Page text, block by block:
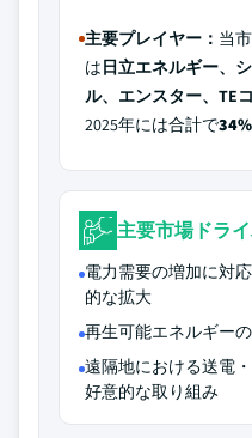
主要プレイヤー： 当
は日立エネルギー、
ル、エンスター、TE
2025年には合計で34%
主要市場ドラ
電力需要の増加に対
的な拡大
再生可能エネルギー
遠隔地における送電
好意的な取り組み